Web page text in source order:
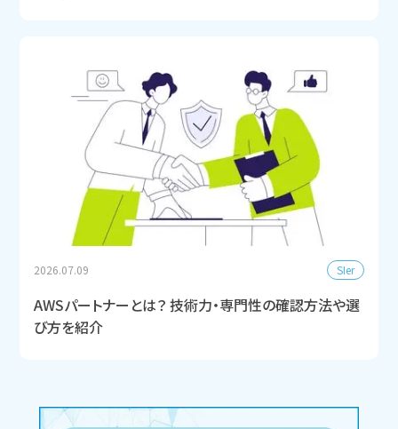
2026.07.09 SIer
AWSパートナーとは？ 技術力・専門性の確認方法や選
び方を紹介